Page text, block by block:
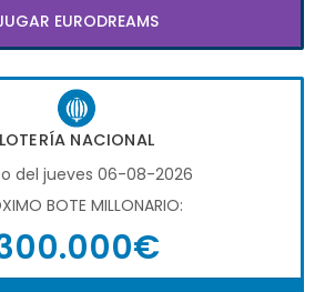
EURODREAMS
LOTERÍA NACIONAL
del jueves 06-08-2026
BOTE MILLONARIO: